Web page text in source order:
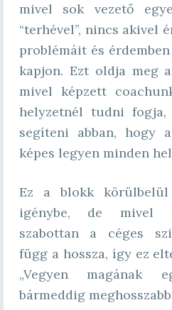
mivel sok vezető
“terhével”, nincs akivel
problémáit és
kapjon. Ezt oldja meg
mivel képzett
helyzetnél tudni
segíteni abban, hogy
képes legyen minden
Ez a blokk
igénybe, de mivel
szabottan a céges
függ a hossza, így ez
„Vegyen magának
bármeddig